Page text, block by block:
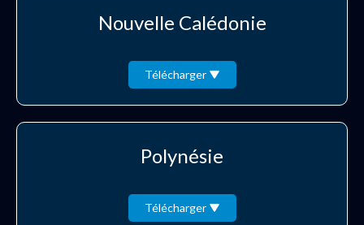
Nouvelle Calédonie
Télécharger
Polynésie
Télécharger